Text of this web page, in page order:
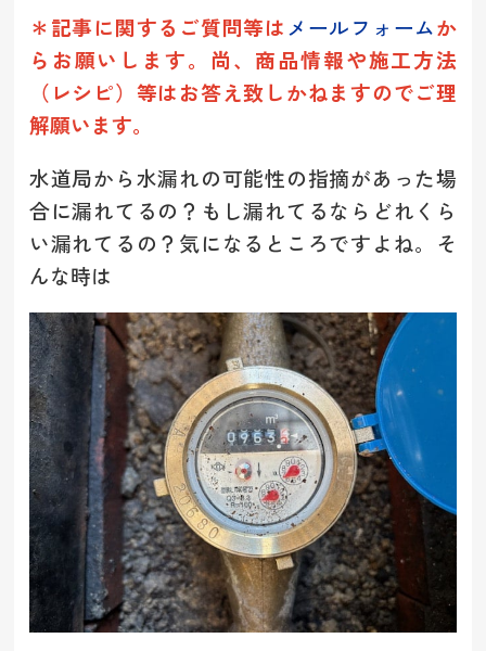
＊記事に関するご質問等はメールフォームか
らお願いします。 尚、商品情報や施工方法
（レシピ）等はお答え致しかねますのでご理
解願います。
水道局から水漏れの可能性の指摘があった場
合に漏れてるの？もし漏れてるならどれくら
い漏れてるの？気になるところですよね。そ
んな時は